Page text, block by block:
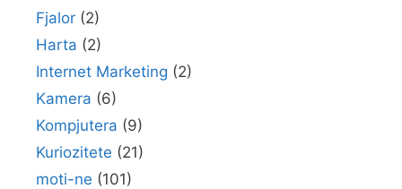
Fjalor (2)
Harta (2)
Internet Marketing (2)
Kamera (6)
Kompjutera (9)
Kuriozitete (21)
moti-ne (101)